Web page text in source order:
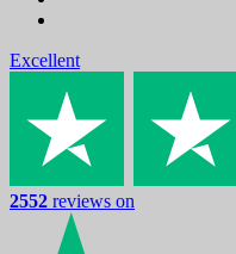
Excellent
2552 reviews on